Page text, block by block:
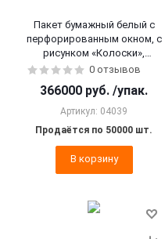
Пакет бумажный белый с
перфорированным окном, с
рисунком «Колоски»,
20×5×31 см, 50000 шт.
0 отзывов
366000 руб. /упак.
Артикул: 04039
Продаётся по 50000 шт.
В корзину